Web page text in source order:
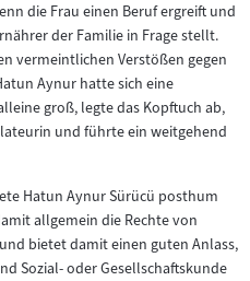
die Frau einen Beruf ergreift und
der Familie in Frage stellt.
vermeintlichen Verstößen gegen
Aynur hatte sich eine
groß, legte das Kopftuch ab,
und führte ein weitgehend
Hatun Aynur Sürücü posthum
allgemein die Rechte von
bietet damit einen guten Anlass,
Sozial- oder Gesellschaftskunde